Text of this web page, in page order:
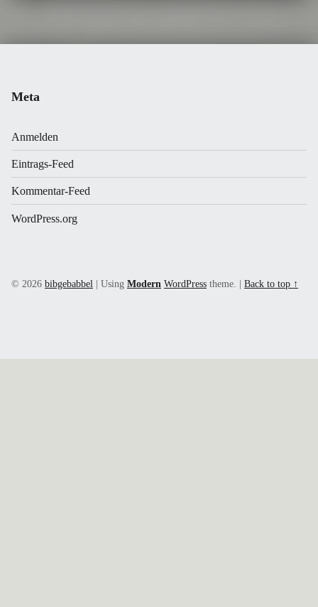
Meta
Anmelden
Eintrags-Feed
Kommentar-Feed
WordPress.org
© 2026 bibgebabbel | Using Modern WordPress theme. | Back to top ↑